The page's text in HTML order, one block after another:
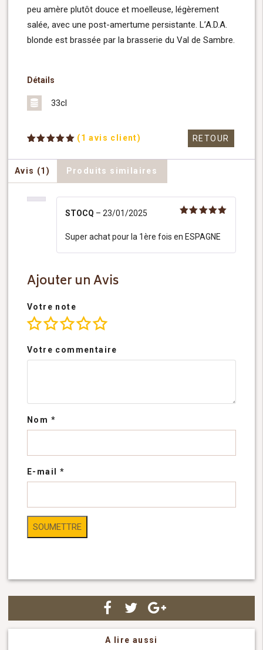
peu amère plutôt douce et moelleuse, légèrement
salée, avec une post-amertume persistante. L’A.D.A.
blonde est brassée par la brasserie du Val de Sambre.
Détails
33cl
sur 5
basé sur
notation
client
(1 avis client) RETOUR
Avis (1) Produits similaires
STOCQ – 23/01/2025
Super achat pour la 1ère fois en ESPAGNE
Ajouter un Avis
Votre note
Votre commentaire
Nom *
E-mail *
A lire aussi